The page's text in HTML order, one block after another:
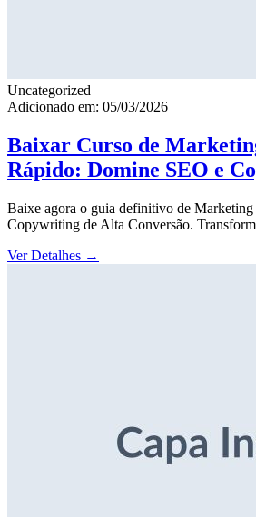
Uncategorized
Adicionado em: 05/03/2026
Baixar Curso de
Rápido: Domine SEO e
Baixe agora o guia definitivo de
Copywriting de Alta Conversão.
Ver Detalhes →